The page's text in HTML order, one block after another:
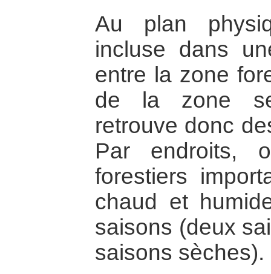
Au plan
incluse dans
entre la zone
de la zone
retrouve donc
Par endroits,
forestiers
chaud et
saisons (deux
saisons sèches).